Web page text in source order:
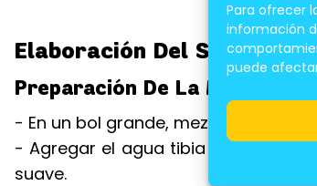
Para ofrecer
información
puede
Elaboración Del Strudel
Preparación De La Masa:
- En un bol grande, mezclar la harina,
- Agregar el agua tibia poco a
suave.